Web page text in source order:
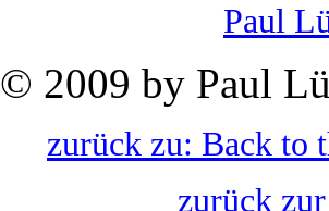
Paul
© 2009 by Paul
zurück zu: Back to
zurück